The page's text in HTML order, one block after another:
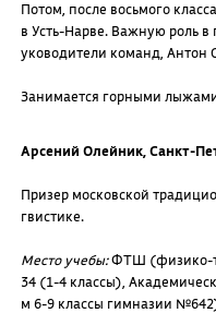
Потом, после восьмого
в Усть-Нарве. Важную роль
уководители команд,
Занимается горными
Арсений Олейник, Санкт-
Призер московской
гвистике.
Место учебы:ФТШ (физико-
34 (1-4 классы),
м 6-9 классы гимназии